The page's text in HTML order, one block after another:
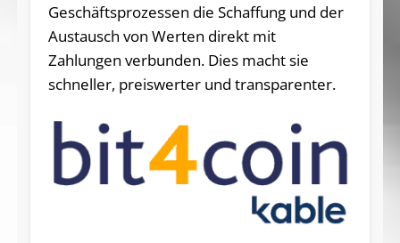
Geschäftsprozessen die Schaffung und der
Austausch von Werten direkt mit
Zahlungen verbunden. Dies macht sie
schneller, preiswerter und transparenter.